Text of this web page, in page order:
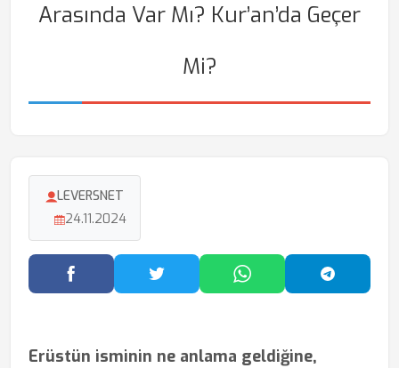
Arasında Var Mı? Kur’an’da Geçer
Mi?
LEVERSNET
24.11.2024
Facebook'ta PaylaşTwitter'da PaylaşWhatsApp'ta Paylaş
Erüstün isminin ne anlama geldiğine,